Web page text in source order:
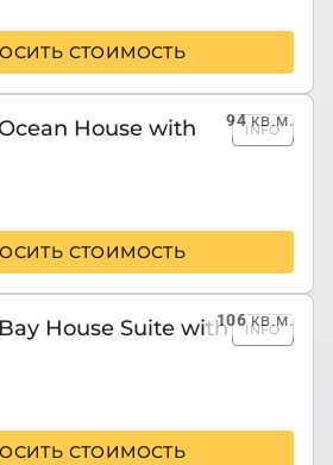
СТОИМОСТЬ
94кв.м.
House with
INFO
СТОИМОСТЬ
106кв.м.
House Suite with
INFO
СТОИМОСТЬ